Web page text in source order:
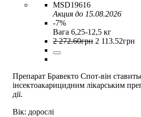
MSD19616
Акция до 15.08.2026
-7%
Вага 6,25-12,5 кг
2 272.60грн 2 113.52грн
Препарат Бравекто Спот-він
інсектоакарицидним лікарським
дії.
Вік: дорослі